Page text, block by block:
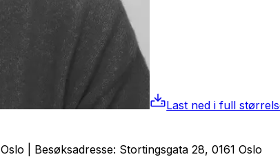
Last ned i full
| Besøksadresse: Stortingsgata 28, 0161 Oslo